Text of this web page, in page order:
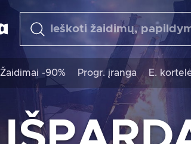
Žaidimai -90% Progr. įranga E.